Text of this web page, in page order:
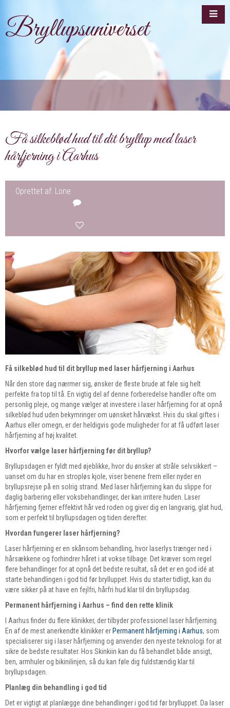
Bryllupsuniverset
Få silkeblød hud til dit bryllup med laser
hårfjerning i Aarhus
Oprettet af: Lone
Få silkeblød hud til dit bryllup med laser hårfjerning i Aarhus
Når den store dag nærmer sig, ønsker de fleste brude at føle sig helt
perfekte fra top til tå. En vigtig del af denne forberedelse handler ofte om
personlig pleje, og mange vælger at investere i laser hårfjerning for at opnå
silkeblød hud uden bekymringer om uønsket hårvækst. Hvis du skal giftes i
Aarhus eller omegn, er der heldigvis gode muligheder for at få udført laser
hårfjerning af høj kvalitet.
Hvorfor vælge laser hårfjerning før dit bryllup?
Bryllupsdagen er fyldt med øjeblikke, hvor du ønsker at stråle selvsikkert –
uanset om du har en stropløs kjole, viser benene frem eller nyder en
bryllupsrejse på en solrig strand. Med laser hårfjerning kan du slippe for
daglig barbering eller voksbehandlinger, der kan irritere huden. Laser
hårfjerning fjerner effektivt hår ved roden og giver dig en langvarig, glat hud,
som er perfekt til bryllupsdagen og tiden derefter.
Hvordan fungerer laser hårfjerning?
Laser hårfjerning er en skånsom behandling, hvor laserlys trænger ned i
hårsækkene og forhindrer håret i at vokse tilbage. Det kræver som regel
flere behandlinger for at opnå det bedste resultat, så det er en god idé at
starte behandlingen i god tid før brylluppet. Hvis du starter tidligt, kan du
være sikker på at have en fejlfri, hårfri hud klar til din bryllupsdag.
Permanent hårfjerning i Aarhus – find den rette klinik
I Aarhus finder du flere klinikker, der tilbyder professionel laser hårfjerning.
En af de mest anerkendte klinikker er Permanent hårfjerning i Aarhus, som
specialiserer sig i laser hårfjerning og anvender den nyeste teknologi for at
sikre de bedste resultater. Hos Skinkiin kan du få behandlet både ansigt,
ben, armhuler og bikinilinjen, så du kan føle dig fuldstændig klar til
bryllupsdagen.
Planlæg din behandling i god tid
Det er vigtigt at planlægge dine behandlinger i god tid før brylluppet. Da laser